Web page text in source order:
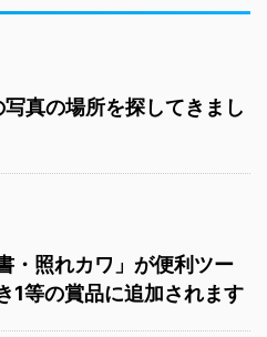
真の場所を探してきまし
・照れカワ」が便利ツー
1等の賞品に追加されます